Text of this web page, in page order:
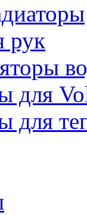
рук
для
для